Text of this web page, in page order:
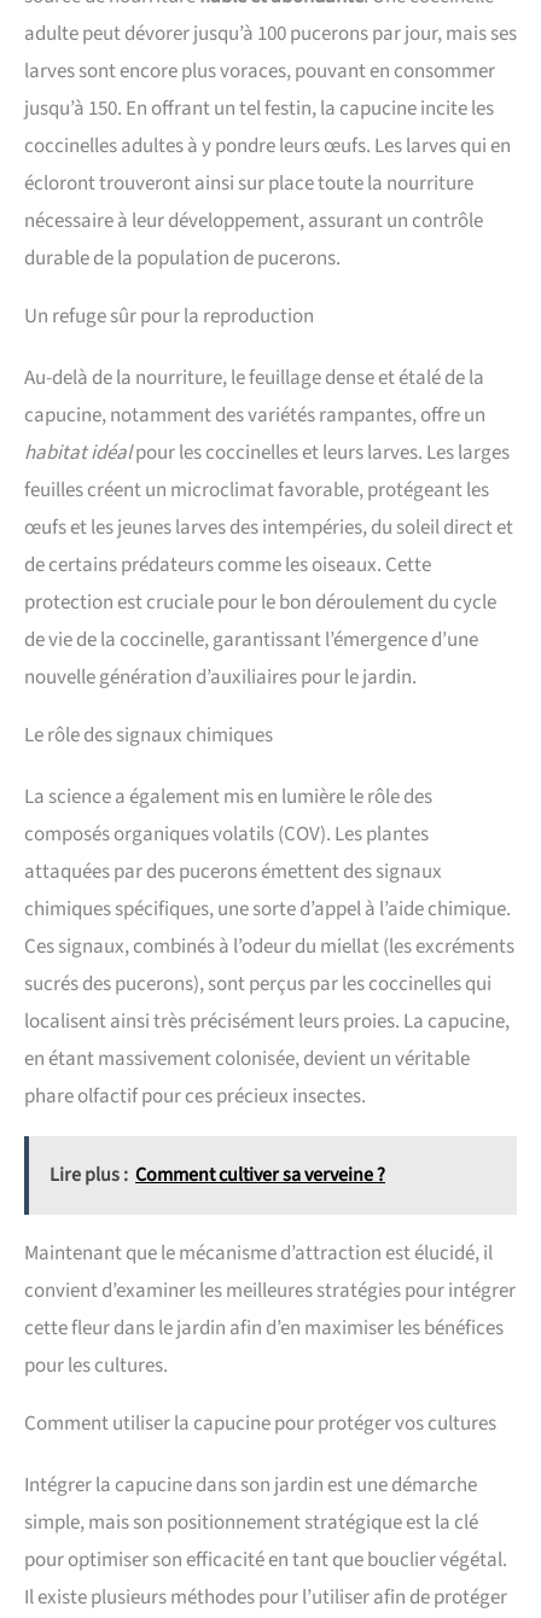
adulte peut dévorer jusqu’à 100 pucerons par jour, mais ses
larves sont encore plus voraces, pouvant en consommer
jusqu’à 150. En offrant un tel festin, la capucine incite les
coccinelles adultes à y pondre leurs œufs. Les larves qui en
écloront trouveront ainsi sur place toute la nourriture
nécessaire à leur développement, assurant un contrôle
durable de la population de pucerons.
Un refuge sûr pour la reproduction
Au-delà de la nourriture, le feuillage dense et étalé de la
capucine, notamment des variétés rampantes, offre un
habitat idéalpour les coccinelles et leurs larves. Les larges
feuilles créent un microclimat favorable, protégeant les
œufs et les jeunes larves des intempéries, du soleil direct et
de certains prédateurs comme les oiseaux. Cette
protection est cruciale pour le bon déroulement du cycle
de vie de la coccinelle, garantissant l’émergence d’une
nouvelle génération d’auxiliaires pour le jardin.
Le rôle des signaux chimiques
La science a également mis en lumière le rôle des
composés organiques volatils (COV). Les plantes
attaquées par des pucerons émettent des signaux
chimiques spécifiques, une sorte d’appel à l’aide chimique.
Ces signaux, combinés à l’odeur du miellat (les excréments
sucrés des pucerons), sont perçus par les coccinelles qui
localisent ainsi très précisément leurs proies. La capucine,
en étant massivement colonisée, devient un véritable
phare olfactif pour ces précieux insectes.
Lire plus : Comment cultiver sa verveine ?
Maintenant que le mécanisme d’attraction est élucidé, il
convient d’examiner les meilleures stratégies pour intégrer
cette fleur dans le jardin afin d’en maximiser les bénéfices
pour les cultures.
Comment utiliser la capucine pour protéger vos cultures
Intégrer la capucine dans son jardin est une démarche
simple, mais son positionnement stratégique est la clé
pour optimiser son efficacité en tant que bouclier végétal.
Il existe plusieurs méthodes pour l’utiliser afin de protéger